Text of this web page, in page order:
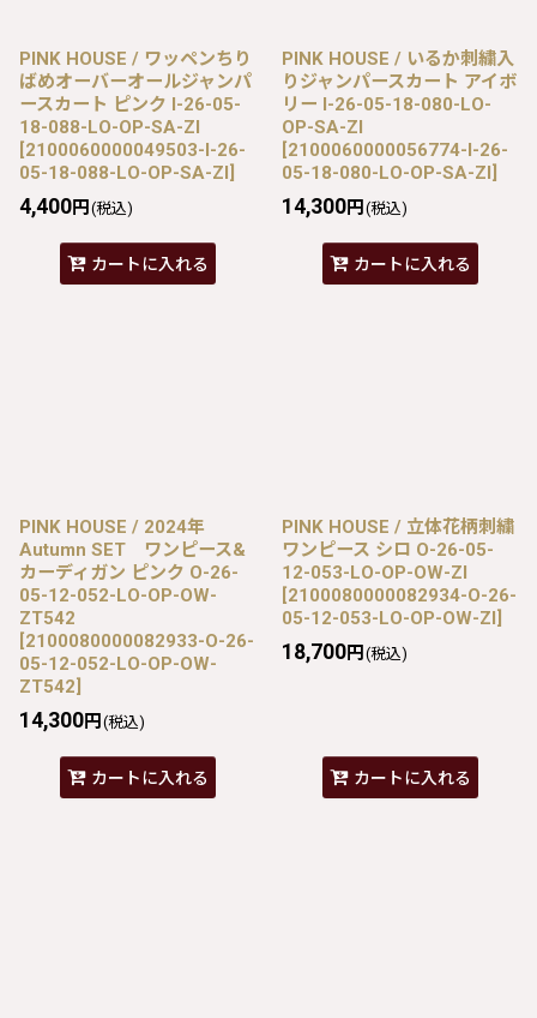
PINK HOUSE / ワッペンちり
ばめオーバーオールジャンパ
ースカート ピンク I-26-05-
18-088-LO-OP-SA-ZI
[2100060000049503-I-26-
05-18-088-LO-OP-SA-ZI]
4,400円 (税込)
カートに入れる
PINK HOUSE / いるか刺繍入
りジャンパースカート アイボ
リー I-26-05-18-080-LO-
OP-SA-ZI
[2100060000056774-I-26-
05-18-080-LO-OP-SA-ZI]
14,300円 (税込)
カートに入れる
PINK HOUSE / 2024年
Autumn SET ワンピース&
カーディガン ピンク O-26-
05-12-052-LO-OP-OW-
ZT542
[2100080000082933-O-26-
05-12-052-LO-OP-OW-
ZT542]
14,300円 (税込)
カートに入れる
PINK HOUSE / 立体花柄刺繍
ワンピース シロ O-26-05-
12-053-LO-OP-OW-ZI
[2100080000082934-O-26-
05-12-053-LO-OP-OW-ZI]
18,700円 (税込)
カートに入れる